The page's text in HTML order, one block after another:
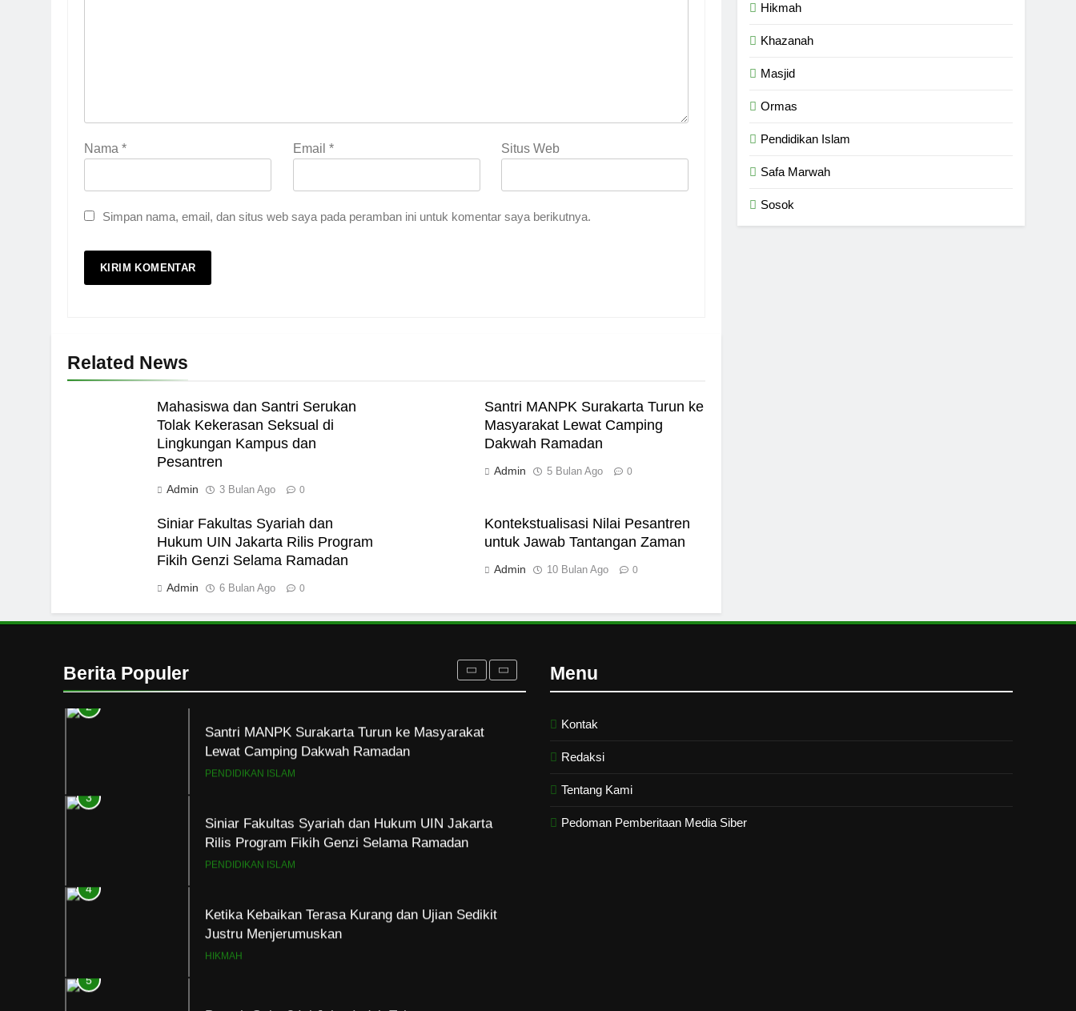
Nama * Email * Situs Web
Simpan nama, email, dan situs web saya pada peramban ini untuk komentar saya berikutnya.
Related News
Mahasiswa dan Santri Serukan
Tolak Kekerasan Seksual di
Lingkungan Kampus dan
Pesantren
Admin 3 Bulan Ago 0
Santri MANPK Surakarta Turun ke
Masyarakat Lewat Camping
Dakwah Ramadan
Admin 5 Bulan Ago 0
Siniar Fakultas Syariah dan
Hukum UIN Jakarta Rilis Program
Fikih Genzi Selama Ramadan
Admin 6 Bulan Ago 0
Kontekstualisasi Nilai Pesantren
untuk Jawab Tantangan Zaman
Admin 10 Bulan Ago 0
Hikmah
Khazanah
Masjid
Ormas
Pendidikan Islam
Safa Marwah
Sosok
Berita Populer
5
HIKMAH
6
Ngopi Bareng; Romantisme Abadi
HIKMAH
HIKMAH
Mahasiswa dan Santri Serukan Tolak Kekerasan
PENDIDIKAN ISLAM
2
3
Siniar Fakultas Syariah dan Hukum UIN Jakarta
Rilis Program Fikih Genzi Selama Ramadan
PENDIDIKAN ISLAM
4
Ketika Kebaikan Terasa Kurang dan Ujian Sedikit
Justru Menjerumuskan
HIKMAH
5
Pernah Galau? Ini Jalan Indah Tuhan
HIKMAH
6
Menu
Kontak
Redaksi
Tentang Kami
Pedoman Pemberitaan Media Siber